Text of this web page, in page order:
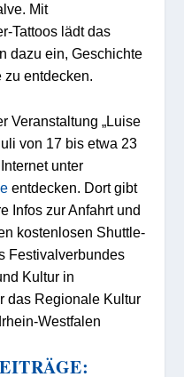
Mit
Tattoos lädt das
dazu ein, Geschichte
zu entdecken.
Veranstaltung „Luise
von 17 bis etwa 23
unter
entdecken. Dort gibt
Infos zur Anfahrt und
kostenlosen Shuttle-
Festivalverbundes
Kultur in
das Regionale Kultur
Westfalen